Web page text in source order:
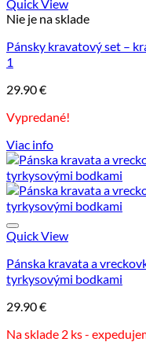
Quick View
Nie je na sklade
Pánsky kravatový set –
1
29.90€
Vypredané!
Viac info
Quick View
Pánska kravata a
tyrkysovými bodkami
29.90€
Na sklade 2 ks -